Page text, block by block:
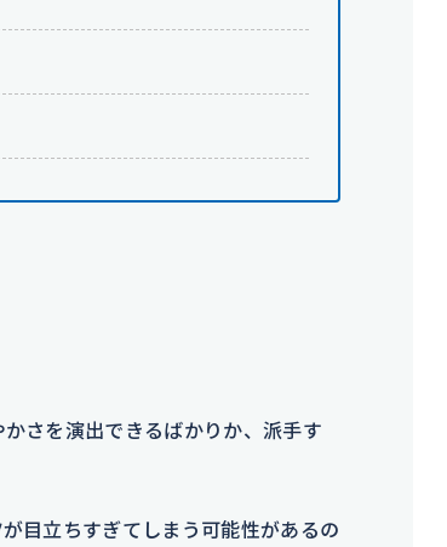
さを演出できるばかりか、派手す
目立ちすぎてしまう可能性があるの